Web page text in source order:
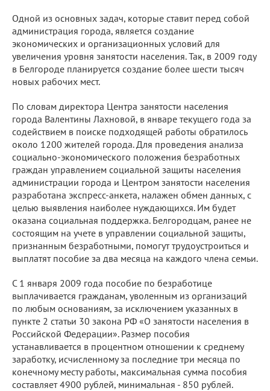
Одной из основных задач, которые ставит перед собой
администрация города, является создание
экономических и организационных условий для
увеличения уровня занятости населения. Так, в 2009 году
в Белгороде планируется создание более шести тысяч
новых рабочих мест.
По словам директора Центра занятости населения
города Валентины Лахновой, в январе текущего года за
содействием в поиске подходящей работы обратилось
около 1200 жителей города. Для проведения анализа
социально-экономического положения безработных
граждан управлением социальной защиты населения
администрации города и Центром занятости населения
разработана экспресс-анкета, налажен обмен данных, с
целью выявления наиболее нуждающихся. Им будет
оказана социальная поддержка. Белгородцам, ранее не
состоящим на учете в управлении социальной защиты,
признанным безработными, помогут трудоустроиться и
выплатят пособие за два месяца на каждого члена семьи.
С 1 января 2009 года пособие по безработице
выплачивается гражданам, уволенным из организаций
по любым основаниям, за исключением указанных в
пункте 2 статьи 30 закона РФ «О занятости населения в
Российской Федерации». Размер пособия
устанавливается в процентном отношении к среднему
заработку, исчисленному за последние три месяца по
конечному месту работы, максимальная сумма пособия
составляет 4900 рублей, минимальная - 850 рублей.